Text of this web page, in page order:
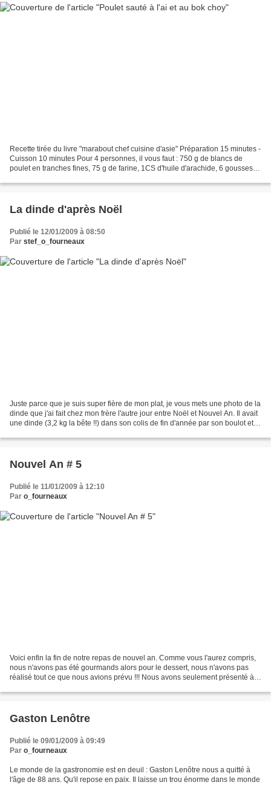
Recette tirée du livre "marabout chef cuisine d'asie" Préparation 15 minutes -
Cuisson 10 minutes Pour 4 personnes, il vous faut : 750 g de blancs de
poulet en tranches fines, 75 g de farine, 1CS d'huile d'arachide, 6 gousses
La dinde d'après Noël
Publié le 12/01/2009 à 08:50
Par stef_o_fourneaux
Juste parce que je suis super fière de mon plat, je vous mets une photo de la
dinde que j'ai fait chez mon frère l'autre jour entre Noël et Nouvel An. Il avait
une dinde (3,2 kg la bête !!) dans son colis de fin d'année par son boulot et ni
Nouvel An # 5
Publié le 11/01/2009 à 12:10
Par o_fourneaux
Voici enfin la fin de notre repas de nouvel an. Comme vous l'aurez compris,
nous n'avons pas été gourmands alors pour le dessert, nous n'avons pas
réalisé tout ce que nous avions prévu !!! Nous avons seulement présenté à
Gaston Lenôtre
Publié le 09/01/2009 à 09:49
Par o_fourneaux
Le monde de la gastronomie est en deuil : Gaston Lenôtre nous a quitté à
l'âge de 88 ans. Qu'il repose en paix. Il laisse un trou énorme dans le monde